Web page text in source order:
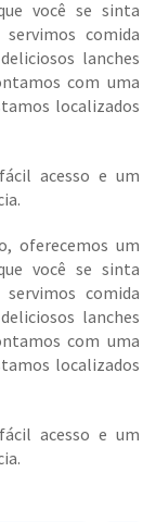
você se sinta
comida
lanches
com uma
localizados
acesso e um
oferecemos um
você se sinta
comida
lanches
com uma
localizados
acesso e um